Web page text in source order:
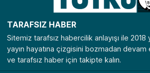
TARAFSIZ HABER
Sitemiz tarafsız habercilik anlayışı ile 2018
yayın hayatına çizgisini bozmadan
ve tarafsız haber için takipte kalın.